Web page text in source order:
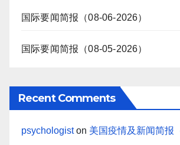
国际要闻简报（08-06-2026）
国际要闻简报（08-05-2026）
Recent Comments
psychologiston 美国疫情及新闻简报